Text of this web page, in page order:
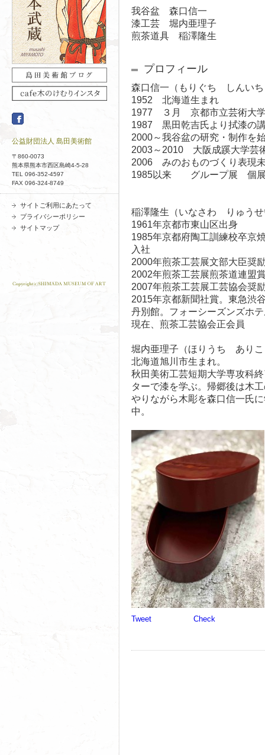
公益財団法人 島田美術館
〒860-0073
熊本県熊本市西区島崎4-5-28
TEL 096-352-4597
FAX 096-324-8749
サイトご利用にあたって
プライバシーポリシー
サイトマップ
我谷盆 森口信一
漆工芸 堀内亜理子
煎茶道具 稲澤隆生
プロフィール
森口信一（もりぐち しんい
1952 北海道生まれ
1977 ３月 京都市立芸術大
1987 黒田乾吉氏より拭漆の
2000～我谷盆の研究・制作を
2003～2010 大阪成蹊大学芸
2006 みのおものづくり表現
1985以来 グループ展 個
稲澤隆生（いなさわ りゅうせ
1961年京都市東山区出身
1985年京都府陶工訓練校卒京
入社
2000年煎茶工芸展文部大臣奨
2002年煎茶工芸展煎茶道連盟
2007年煎茶工芸展工芸協会奨
2015年京都新聞社賞。東急渋
丹別館。フォーシーズンズホ
現在、煎茶工芸協会正会員
堀内亜理子（ほりうち あり
北海道旭川市生まれ。
秋田美術工芸短期大学専攻科
ターで漆を学ぶ。帰郷後は木
やりながら木彫を森口信一氏
中。
Tweet Check